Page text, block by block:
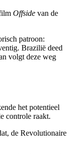
Offside van de
patroon:
Brazilië deed
volgt deze weg
het potentieel
controle raakt.
de Revolutionaire